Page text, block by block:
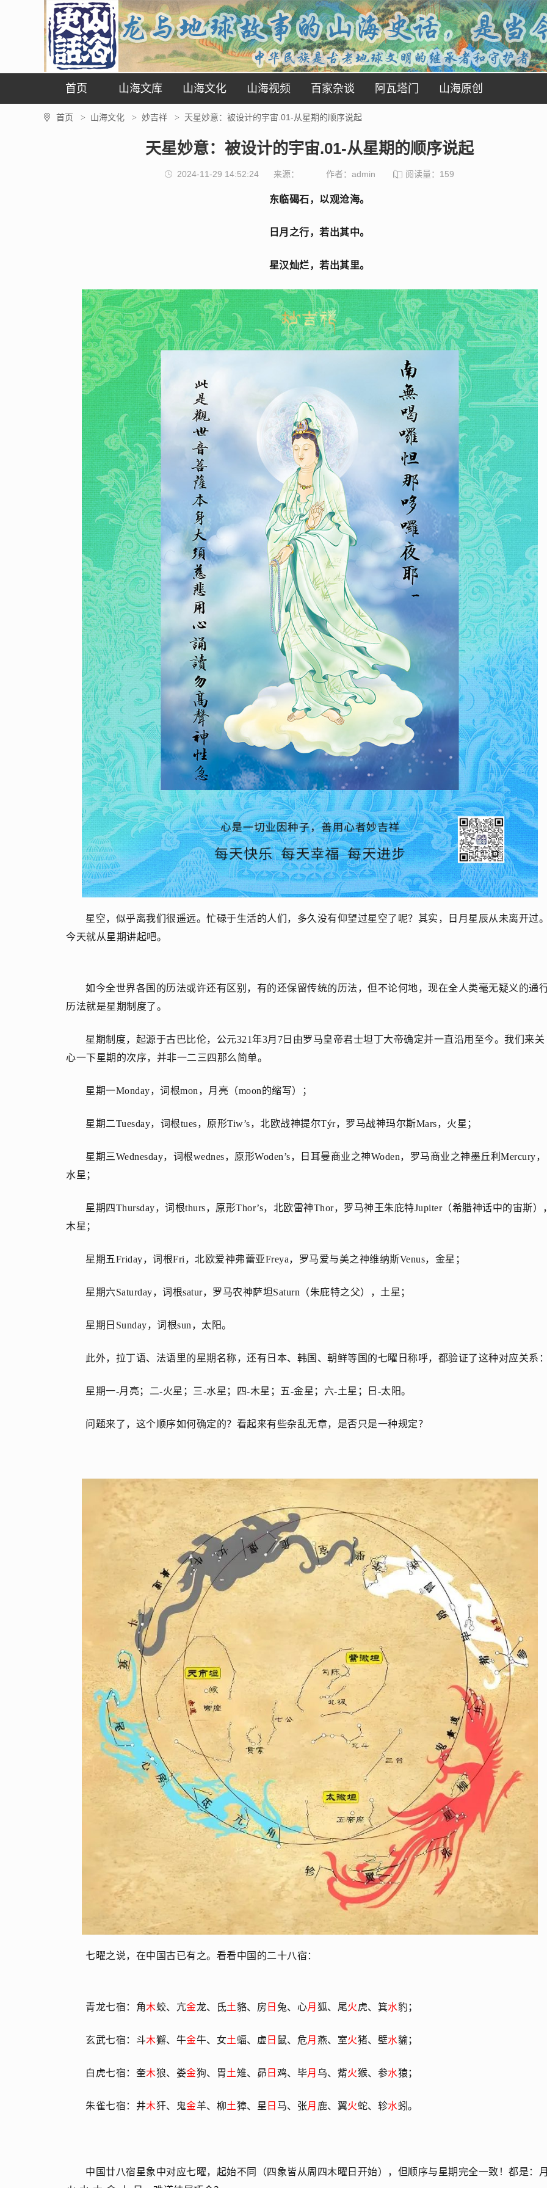
首页 山海文库 山海文化 山海视频 百家杂谈 阿瓦塔门 山海原创
首页 > 山海文化 > 妙吉祥 > 天星妙意：被设计的宇宙.01-从星期的顺序说起
天星妙意：被设计的宇宙.01-从星期的顺序说起
2024-11-29 14:52:24 来源： 作者：admin 阅读量： 159
东临碣石，以观沧海。
日月之行，若出其中。
星汉灿烂，若出其里。
星空，似乎离我们很遥远。忙碌于生活的人们，多久没有仰望过星空了呢？其实，日月星辰从未离开过
今天就从星期讲起吧。
如今全世界各国的历法或许还有区别，有的还保留传统的历法，但不论何地，现在全人类毫无疑义的通
历法就是星期制度了。
星期制度，起源于古巴比伦，公元321年3月7日由罗马皇帝君士坦丁大帝确定并一直沿用至今。我们来关
心一下星期的次序，并非一二三四那么简单。
星期一Monday，词根mon，月亮（moon的缩写）；
星期二Tuesday，词根tues，原形Tiw’s，北欧战神提尔Týr，罗马战神玛尔斯Mars，火星；
星期三Wednesday，词根wednes，原形Woden’s，日耳曼商业之神Woden，罗马商业之神墨丘利Mercury，
水星；
星期四Thursday，词根thurs，原形Thor’s，北欧雷神Thor，罗马神王朱庇特Jupiter（希腊神话中的宙斯）
木星；
星期五Friday，词根Fri，北欧爱神弗蕾亚Freya，罗马爱与美之神维纳斯Venus，金星；
星期六Saturday，词根satur，罗马农神萨坦Saturn（朱庇特之父），土星；
星期日Sunday，词根sun，太阳。
此外，拉丁语、法语里的星期名称，还有日本、韩国、朝鲜等国的七曜日称呼，都验证了这种对应关系
星期一-月亮；二-火星；三-水星；四-木星；五-金星；六-土星；日-太阳。
问题来了，这个顺序如何确定的？ 看起来有些杂乱无章，是否只是一种规定？
七曜之说，在中国古已有之。看看中国的二十八宿：
青龙七宿：角木蛟、亢金龙、氐土貉、房 日 兔、心月 狐、尾火虎、箕水豹；
玄武七宿：斗木獬、牛金牛、女土蝠、虚 日 鼠、危月 燕、室火猪、壁水貐；
白虎七宿：奎木狼、娄金狗、胃土雉、昴 日 鸡、毕月 乌、觜火猴、参水猿；
朱雀七宿：井木犴、鬼金羊、柳土獐、星 日 马、张月 鹿、翼火蛇、轸水蚓。
中国廿八宿星象中对应七曜，起始不同（四象皆从周四木曜日开始），但顺序与星期完全一致！都是：